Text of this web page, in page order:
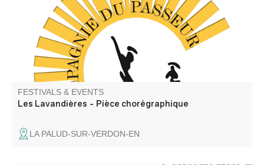
de médiation pour les enfants avant la représentation,
autour d'objets liés aux lavoirs.
FESTIVALS & EVENTS
Les Lavandières - Pièce chorégraphique
LA PALUD-SUR-VERDON-EN